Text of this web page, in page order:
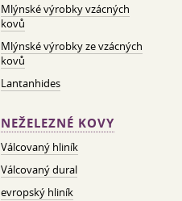
Mlýnské výrobky vzácných
kovů
Mlýnské výrobky ze vzácných
kovů
Lantanhides
NEŽELEZNÉ KOVY
Válcovaný hliník
Válcovaný dural
evropský hliník